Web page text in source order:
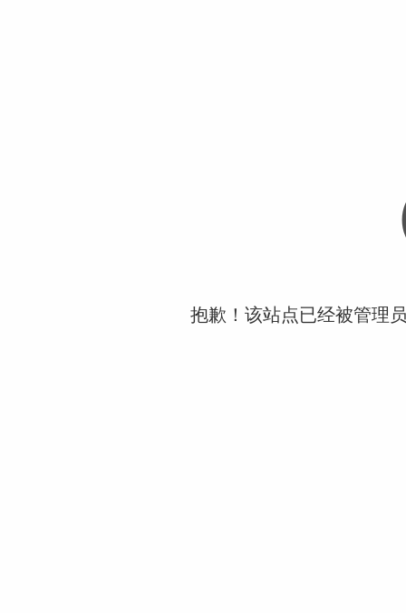
抱歉！该站点已经被管理